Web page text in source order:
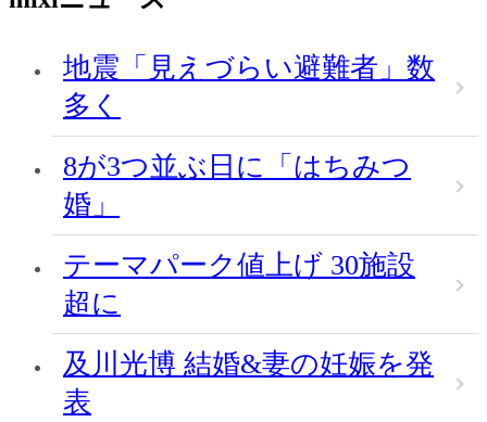
地震「見えづらい避難者」数
多く
8が3つ並ぶ日に「はちみつ
婚」
テーマパーク値上げ 30施設
超に
及川光博 結婚&妻の妊娠を発
表